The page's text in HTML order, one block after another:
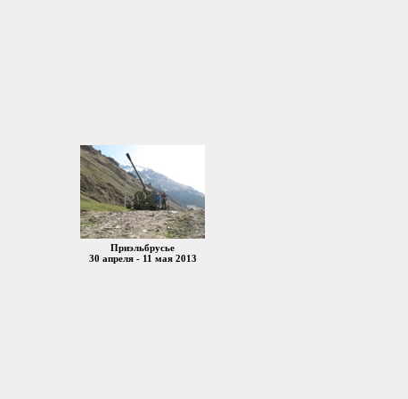
Приэльбрусье
30 апреля - 11 мая 2013